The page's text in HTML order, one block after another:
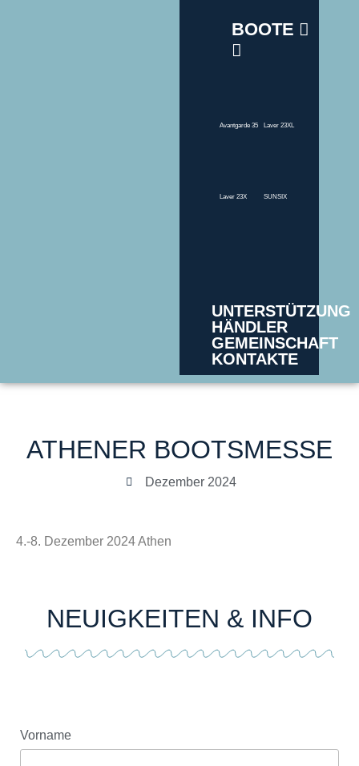
BOOTE
Avantgarde 35 Laver 23XL
Laver 23X SUNSIX
UNTERSTÜTZUNG
HÄNDLER
GEMEINSCHAFT
KONTAKTE
ATHENER BOOTSMESSE
Dezember 2024
4.-8. Dezember 2024 Athen
NEUIGKEITEN & INFO
Vorname